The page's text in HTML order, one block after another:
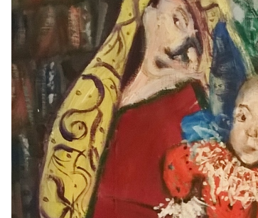
P
Q R
V W
Ausstellungen nach Jahren filtern
Filter exhibitions by years
2026 2025 2024 2023 2022
2016
2015 2013 2012
2006
2005 2003 2002
1996
1995 1993 1992
1985 1984 1983 1982